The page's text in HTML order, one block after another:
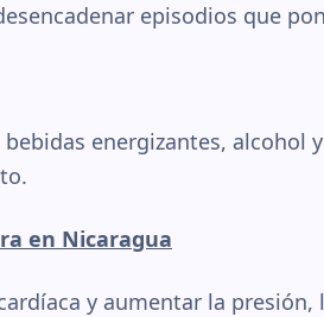
episodios que
energizantes, alcohol
en Nicaragua
y aumentar la